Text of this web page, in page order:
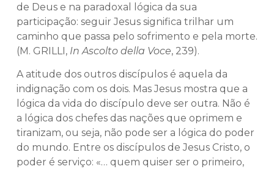
de Deus e na paradoxal lógica da sua
participação: seguir Jesus significa trilhar um
caminho que passa pelo sofrimento e pela morte.
(M. GRILLI, In Ascolto della Voce, 239).
A atitude dos outros discípulos é aquela da
indignação com os dois. Mas Jesus mostra que a
lógica da vida do discípulo deve ser outra. Não é
a lógica dos chefes das nações que oprimem e
tiranizam, ou seja, não pode ser a lógica do poder
do mundo. Entre os discípulos de Jesus Cristo, o
poder é serviço: «… quem quiser ser o primeiro,